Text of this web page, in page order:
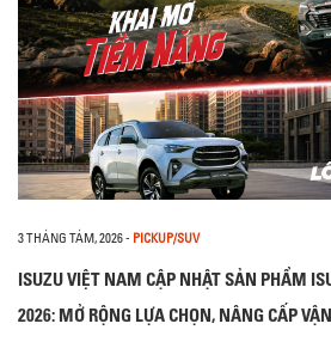
3 THÁNG TÁM, 2026- PICKUP/SUV
ISUZU VIỆT NAM CẬP NHẬT SẢN PHẨM
2026: MỞ RỘNG LỰA CHỌN, NÂNG CẤP